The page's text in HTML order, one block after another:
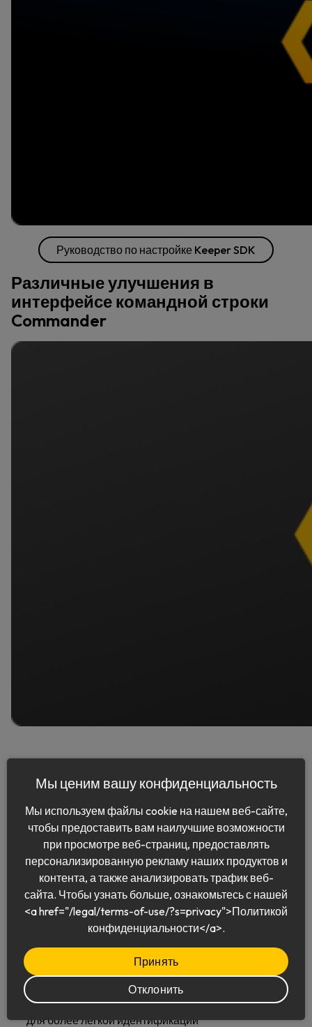
Руководство по настройке Keeper SDK
Различные улучшения в
интерфейсе командной строки
Commander
Keeper Commanderпостоянно совершенствуется. Вот
наш последний набор новых команд:
Команды управления устройствами— комплексные
возможности управления устройствами как для
отдельных пользователей, так и для корпоративных
администраторов.
device-list — просмотр списка устройств, связанных с
вашей учетной записью
device-action — выполнение действий на ваших
устройствах, таких как выход из системы, удаление,
привязка, отвязка, блокировка учетной записи,
разблокировка учетной записи, блокировка или
разблокировка
device-rename — переименование ваших устройств
для более легкой идентификации
Мы ценим вашу конфиденциальность
Мы используем файлы cookie на нашем веб-сайте,
чтобы предоставить вам наилучшие возможности
при просмотре веб-страниц, предоставлять
персонализированную рекламу наших продуктов и
контента, а также анализировать трафик веб-
сайта. Чтобы узнать больше, ознакомьтесь с нашей
<a href="/legal/terms-of-use/?s=privacy">Политикой
конфиденциальности</a>.
Принять
Отклонить